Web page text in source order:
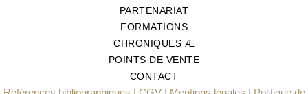
PARTENARIAT
FORMATIONS
CHRONIQUES Æ
POINTS DE VENTE
CONTACT